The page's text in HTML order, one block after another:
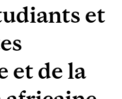
et
et de la